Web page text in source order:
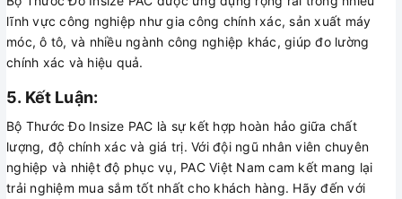
lĩnh vực công nghiệp như gia công chính xác, sản xuất máy
móc, ô tô, và nhiều ngành công nghiệp khác, giúp đo lường
chính xác và hiệu quả.
5. Kết Luận:
Bộ Thước Đo Insize PAC là sự kết hợp hoàn hảo giữa chất
lượng, độ chính xác và giá trị. Với đội ngũ nhân viên chuyên
nghiệp và nhiệt độ phục vụ, PAC Việt Nam cam kết mang lại
trải nghiệm mua sắm tốt nhất cho khách hàng. Hãy đến với